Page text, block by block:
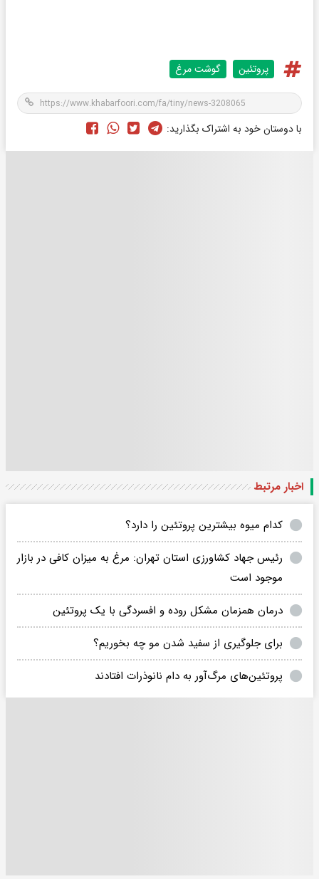
پروتئین گوشت مرغ
با دوستان خود به اشتراک بگذارید:
اخبار مرتبط
کدام میوه بیشترین پروتئین را دارد؟
رئیس جهاد کشاورزی استان تهران: مرغ به میزان کافی در بازار
موجود است
درمان همزمان مشکل روده و افسردگی با یک پروتئین
برای جلوگیری از سفید شدن مو چه بخوریم؟
پروتئین‌های مرگ‌آور به دام نانوذرات افتادند